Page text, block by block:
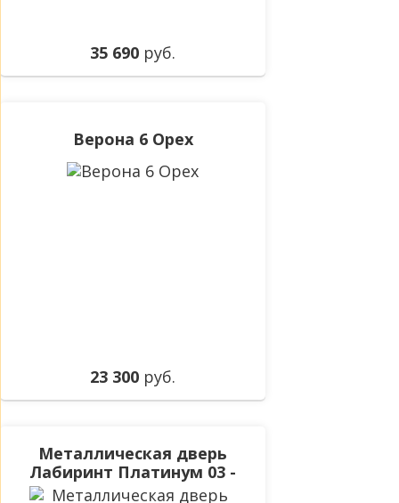
35 690 руб.
Верона 6 Орех
23 300 руб.
Металлическая дверь
Лабиринт Платинум 03 -
Белый софт